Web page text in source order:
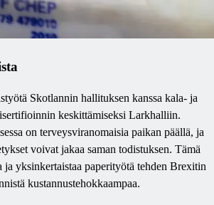
Skotlannin hallituksen kanssa kala- ja
keskittämiseksi Larkhalliin.
on terveysviranomaisia paikan päällä, ja
voivat jakaa saman todistuksen. Tämä
ja yksinkertaistaa paperityötä tehden Brexitin
kustannustehokkaampaa.